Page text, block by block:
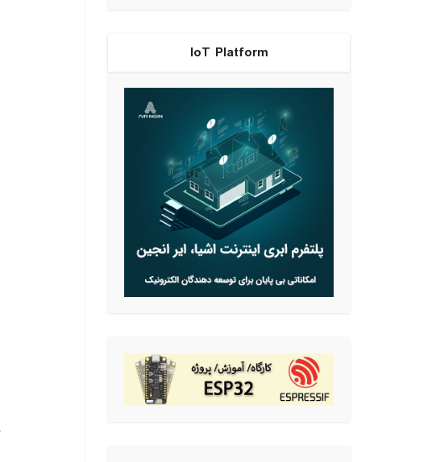
IoT Platform